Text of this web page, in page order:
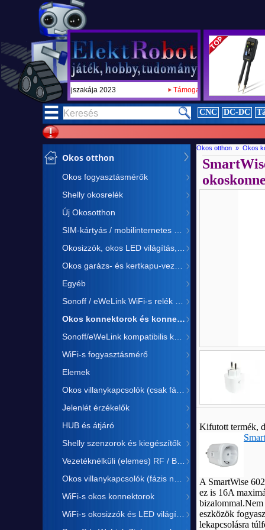
2023 Támogatott csapatunk: RMRC liga nemzetközi döntőjében!
CNC DC-DC
Okos otthon
Okos fogyasztásmérők
Shelly okosrelék
Új Okosotthon
Egyéb
Okos konnektorok és konnektor-aljzatok
WiFi-s fogyasztásmérő
Elemek
Jelenlét érzékelők
HUB és átjáró
Shelly szenzorok és kiegészítők
WiFi-s okos konnektorok
Okos otthon » Okos
E-mail*:
Telefon
Kifutott termék,
A SmartWise
ez is 16A
bizalommal.Nem
eszközök
lekapcsolásra